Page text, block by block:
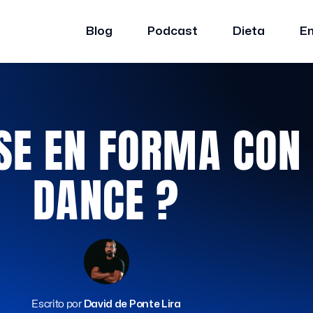
Blog Podcast Dieta
EN FORMA
DANCE ?
Escrito porDavid de Ponte Lira